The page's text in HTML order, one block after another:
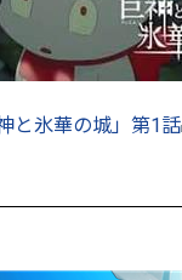
と氷華の城」第1話